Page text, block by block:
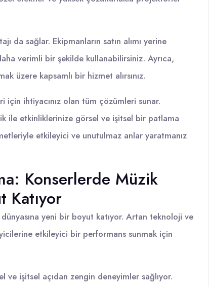
da sağlar. Ekipmanların satın alımı yerine
verimli bir şekilde kullanabilirsiniz. Ayrıca,
üzere kapsamlı bir hizmet alırsınız.
ihtiyacınız olan tüm çözümleri sunar.
ile etkinliklerinize görsel ve işitsel bir patlama
etkileyici ve unutulmaz anlar yaratmanız
Konserlerde Müzik
Katıyor
yeni bir boyut katıyor. Artan teknoloji ve
etkileyici bir performans sunmak için
ve işitsel açıdan zengin deneyimler sağlıyor.